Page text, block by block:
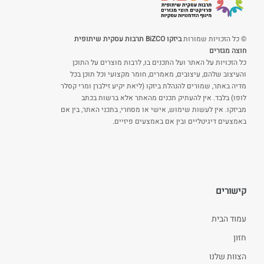
© כל הזכויות שמורות
ביזקו BiZCO תרבות עסקית שיתופית
חוצה מגזרים
כל הזכויות על האתר ועל התכנים בו, לרבות מוצרים על התוכן
והעיצוב שלהם, עיצובים, מאמרים, חומר מקצועי וכל תוכן בכל
מדיה באתר, שמורים להנהלת ביזקו (ליאת יקיע זילברן ומרי קסלר
לופו) בלבד. אין להעתיק תכנים מהאתר אלא ברשות בכתב
מביזקו. אין לעשות שימוש, אישי או מסחרי, בתכני האתר, בין אם
באמצעים דיגיטליים ובין אם באמצעים פיזיים.
קישורים
עמוד הבית
חזון
הצוות שלנו